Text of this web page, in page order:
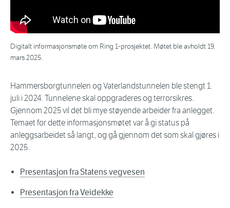
Digitalt informasjonsmøte om Ring 1-prosjektet. Møtet ble avholdt 19.
mars 2025.
Hammersborgtunnelen og Vaterlandstunnelen ble stengt 1.
juli i 2024. Tunnelene skal oppgraderes og terrorsikres.
Gjennom 2025 vil det bli mye støyende arbeider fra anlegget.
Temaet for dette informasjonsmøtet var å gi status på
anleggsarbeidet så langt, og gå gjennom det som skal gjøres i
2025.
Presentasjon fra Statens vegvesen
Presentasjon fra Veidekke